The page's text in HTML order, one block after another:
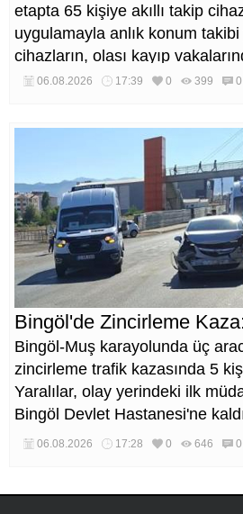
etapta 65 kişiye akıllı takip
uygulamayla anlık konum
cihazların, olası kayıp
kısa sürede ulaşılmasını
06.08.2026 17:39 0 399 0
Bingöl'de Zincirleme
Bingöl-Muş karayolunda üç
zincirleme trafik kazasında 5
Yaralılar, olay yerindeki ilk
Bingöl Devlet Hastanesi'ne
06.08.2026 17:28 0 646 0